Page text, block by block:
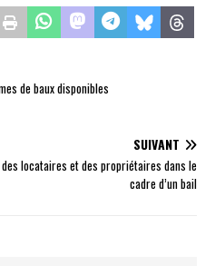
de baux disponibles
SUIVANT
locataires et des propriétaires dans le
cadre d’un bail